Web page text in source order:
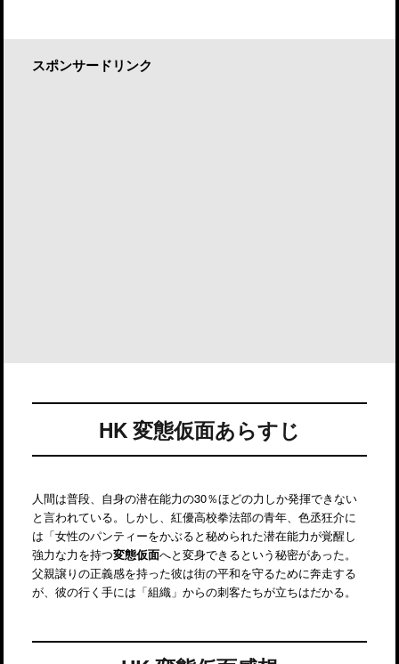
スポンサードリンク
HK 変態仮面あらすじ
人間は普段、自身の潜在能力の30％ほどの力しか発揮できない
と言われている。しかし、紅優高校拳法部の青年、色丞狂介に
は「女性のパンティーをかぶると秘められた潜在能力が覚醒し
強力な力を持つ変態仮面へと変身できるという秘密があった。
父親譲りの正義感を持った彼は街の平和を守るために奔走する
が、彼の行く手には「組織」からの刺客たちが立ちはだかる。